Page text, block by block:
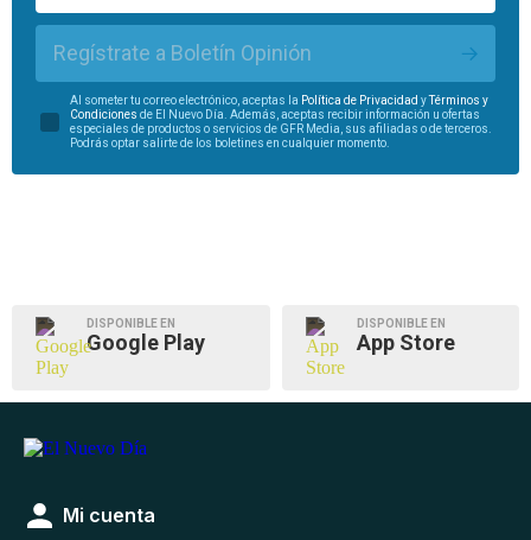
Regístrate a Boletín Opinión
Al someter tu correo electrónico, aceptas la Política de Privacidad y
Términos y
Condiciones de El Nuevo Día. Además, aceptas recibir información u ofertas
especiales de productos o servicios de GFR Media, sus afiliadas o de terceros.
Podrás optar salirte de los boletines en cualquier momento.
DISPONIBLE EN
Google Play
DISPONIBLE EN
App Store
Mi cuenta